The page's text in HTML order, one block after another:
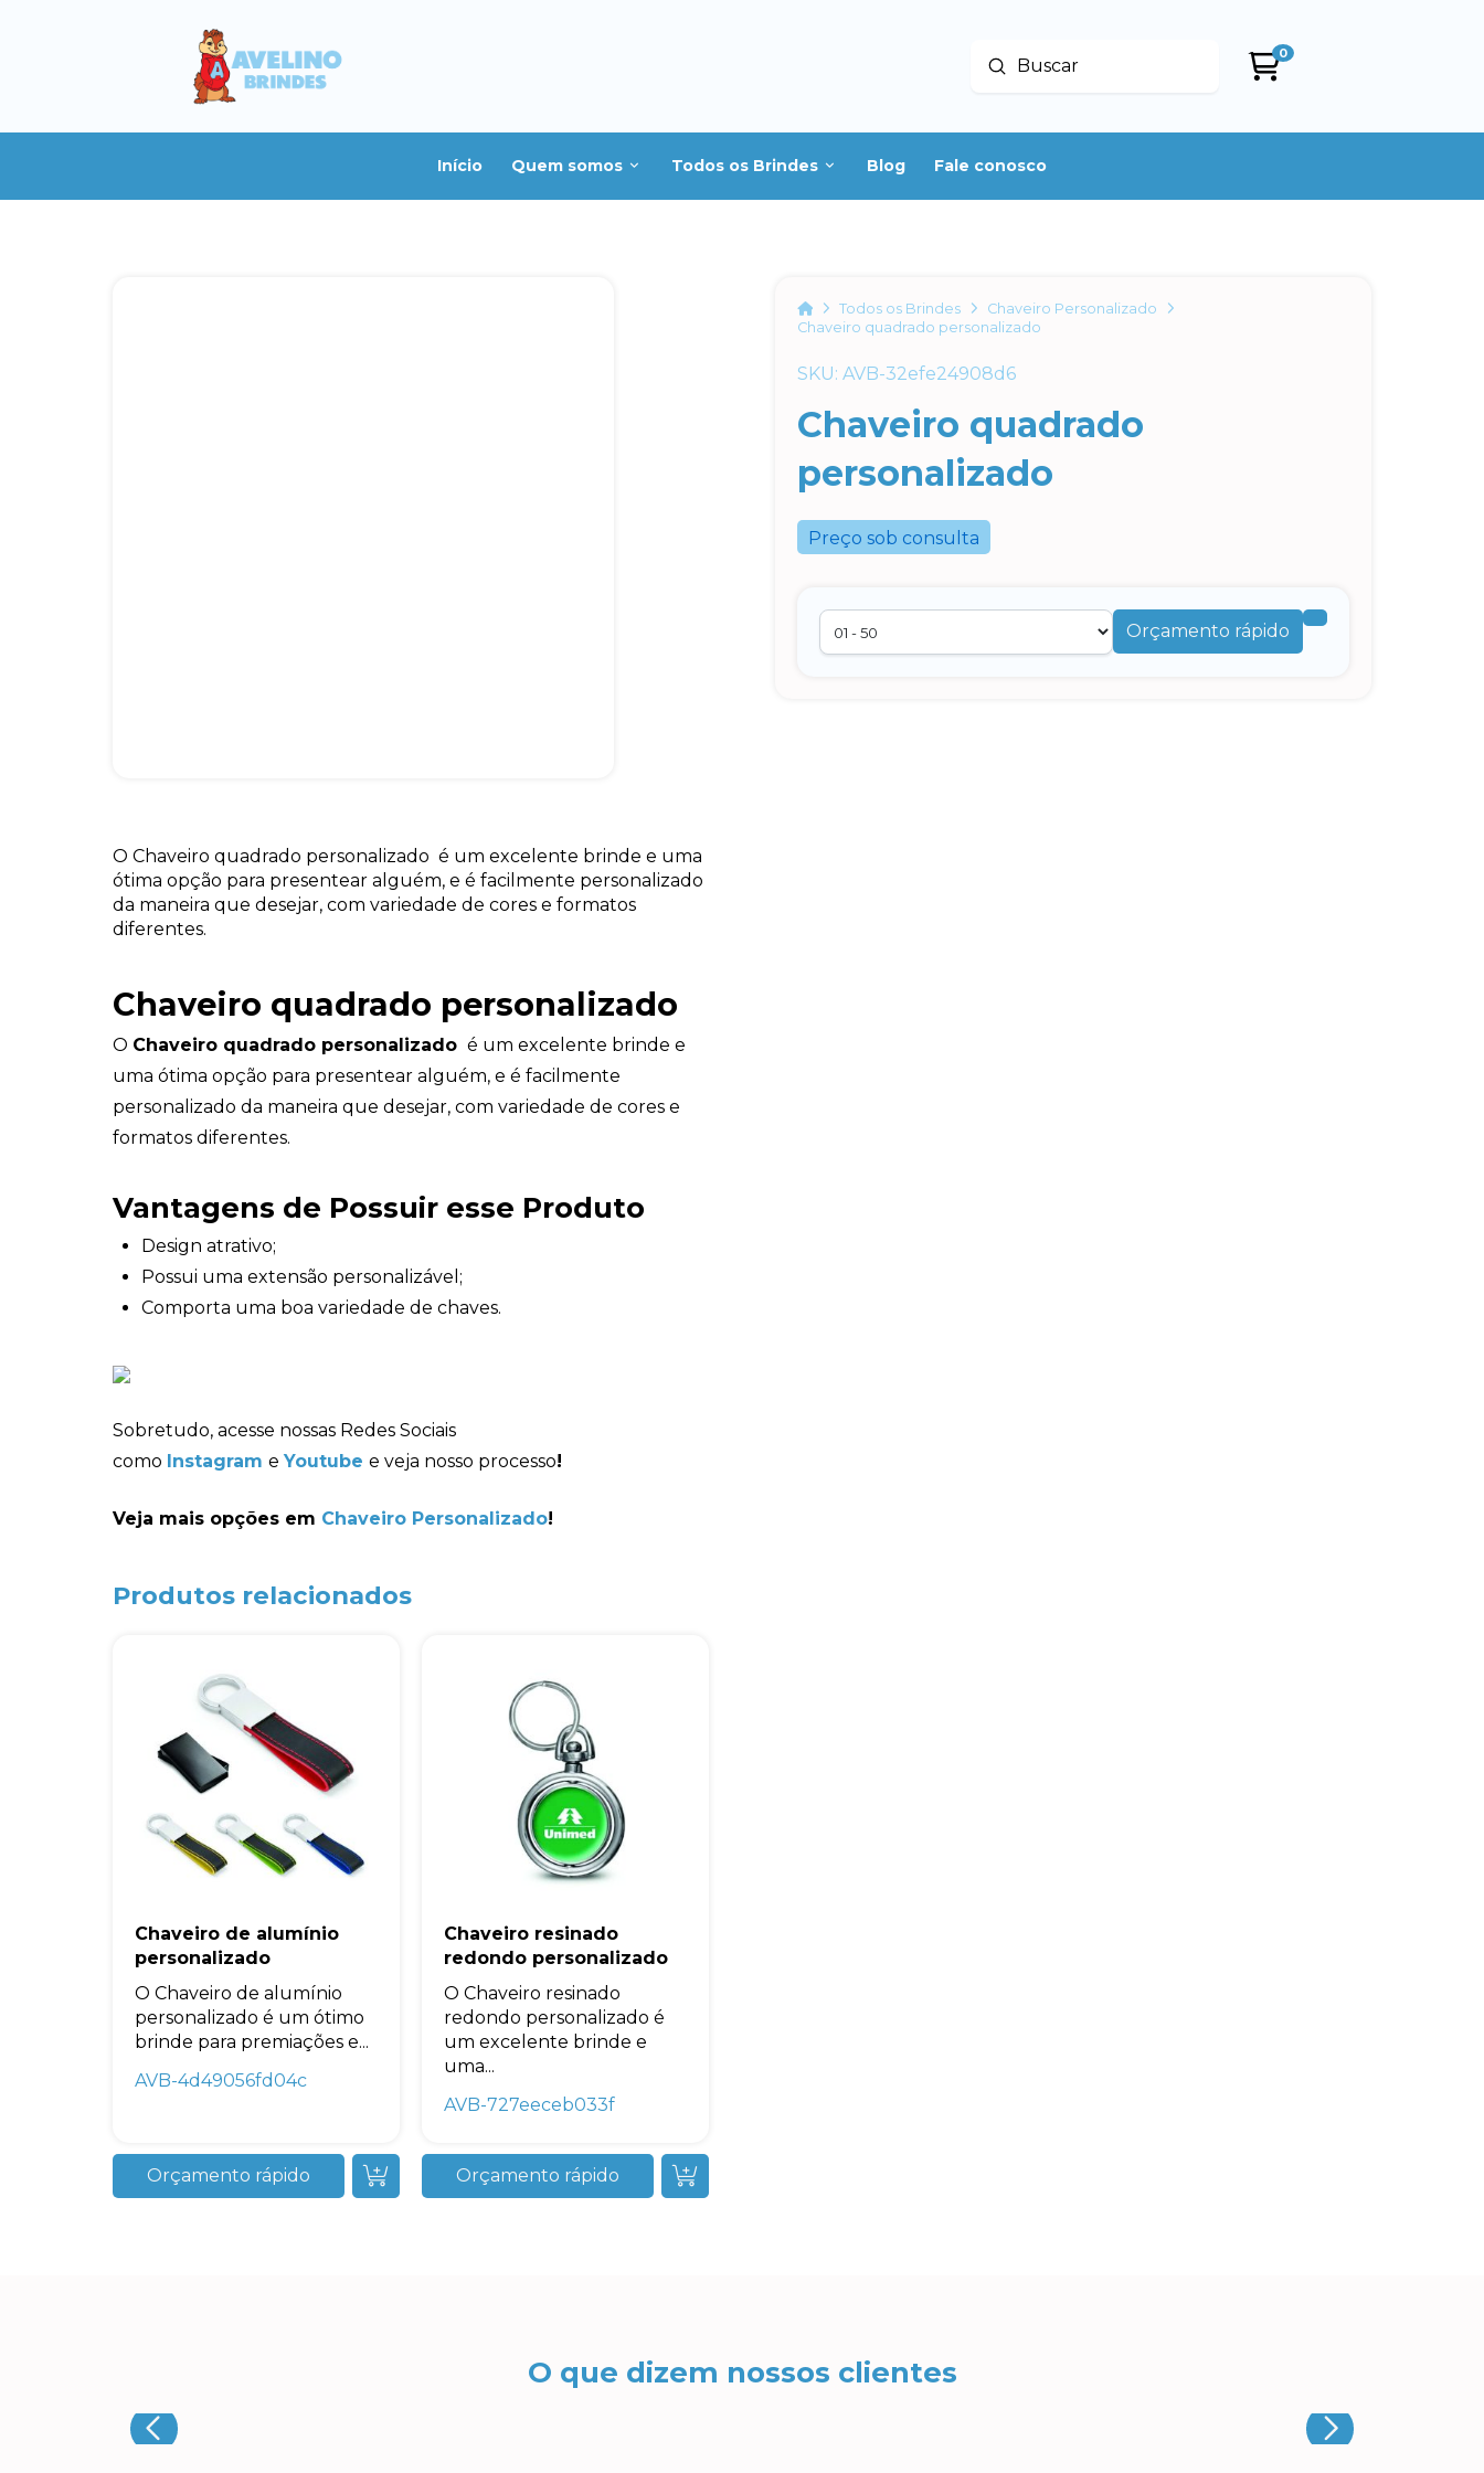
Buscar
Enviar
0
Início Quem somos Todos os Brindes Blog Fale conosco
HomeTodos os Brindes
Chaveiro Personalizado
Chaveiro quadrado personalizado
SKU: AVB-32efe24908d6
Chaveiro quadrado
personalizado
Preço sob consulta
Orçamento rápido
O Chaveiro quadrado personalizado é um excelente brinde e uma
ótima opção para presentear alguém, e é facilmente personalizado
da maneira que desejar, com variedade de cores e formatos
diferentes.
Chaveiro quadrado personalizado
O Chaveiro quadrado personalizado é um excelente brinde e
uma ótima opção para presentear alguém, e é facilmente
personalizado da maneira que desejar, com variedade de cores e
formatos diferentes.
Vantagens de Possuir esse Produto
Design atrativo;
Possui uma extensão personalizável;
Comporta uma boa variedade de chaves.
Sobretudo, acesse nossas Redes Sociais
como Instagram e Youtube e veja nosso processo!
Veja mais opções em Chaveiro Personalizado!
Produtos relacionados
Chaveiro de alumínio
personalizado
O Chaveiro de alumínio
personalizado é um ótimo
brinde para premiações e...
AVB-4d49056fd04c
Orçamento rápido
Chaveiro resinado
redondo personalizado
O Chaveiro resinado
redondo personalizado é
um excelente brinde e
uma...
AVB-727eeceb033f
Orçamento rápido
O que dizem nossos clientes
online
privacidade, utilizaremos seus dados apenas para fins de
marketing. Você pode alterar suas preferências a qualquer
momento.